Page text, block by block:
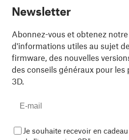
Newsletter
Abonnez-vous et obtenez notre
d'informations utiles au sujet
firmware, des nouvelles
des conseils généraux pour les
3D.
Je souhaite recevoir en